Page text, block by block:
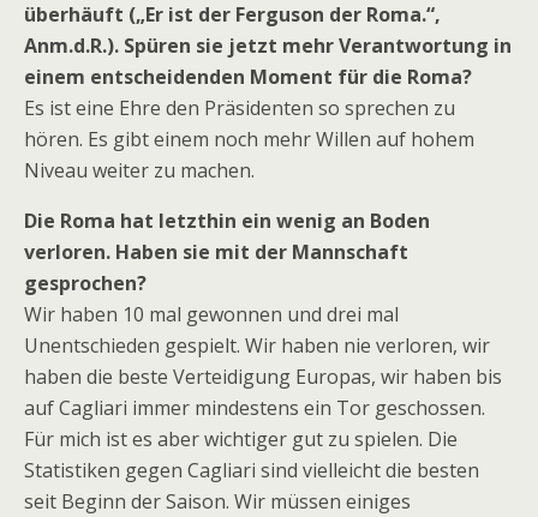
überhäuft („Er ist der Ferguson der Roma.“,
Anm.d.R.). Spüren sie jetzt mehr Verantwortung in
einem entscheidenden Moment für die Roma?
Es ist eine Ehre den Präsidenten so sprechen zu
hören. Es gibt einem noch mehr Willen auf hohem
Niveau weiter zu machen.
Die Roma hat letzthin ein wenig an Boden
verloren. Haben sie mit der Mannschaft
gesprochen?
Wir haben 10 mal gewonnen und drei mal
Unentschieden gespielt. Wir haben nie verloren, wir
haben die beste Verteidigung Europas, wir haben bis
auf Cagliari immer mindestens ein Tor geschossen.
Für mich ist es aber wichtiger gut zu spielen. Die
Statistiken gegen Cagliari sind vielleicht die besten
seit Beginn der Saison. Wir müssen einiges